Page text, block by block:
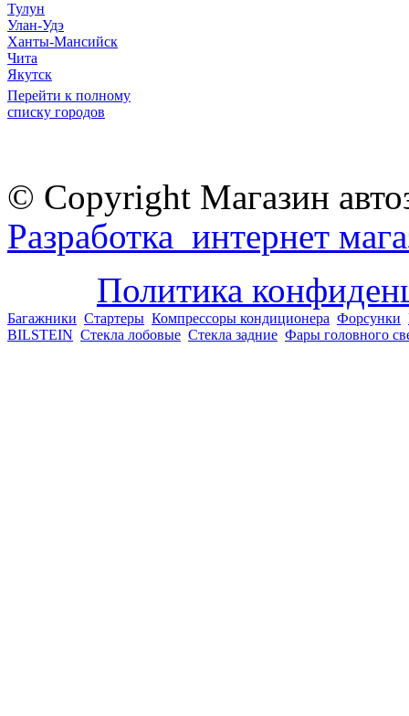
Тулун
Улан-Удэ
Ханты-Мансийск
Чита
Якутск
Перейти к полному
списку городов
© Copyright Магазин
Разработка интернет
Политика
Багажники Стартеры Компрессоры кондиционера Форсунки
BILSTEIN Стекла лобовые Стекла задние Фары головного